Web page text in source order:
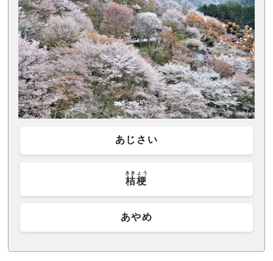
あじさい
桔梗
ききょう
あやめ